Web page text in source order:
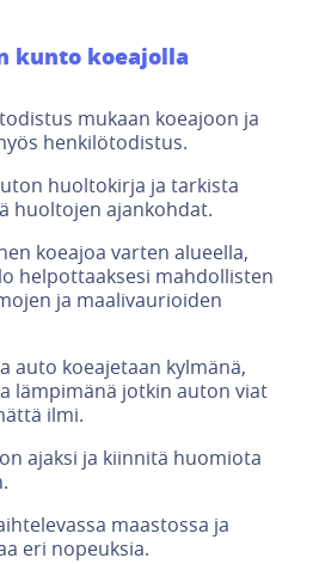
kunto koeajolla
mukaan koeajoon ja
henkilötodistus.
huoltokirja ja tarkista
huoltojen ajankohdat.
koeajoa varten alueella,
helpottaaksesi mahdollisten
ja maalivaurioiden
auto koeajetaan kylmänä,
lämpimänä jotkin auton viat
ilmi.
ajaksi ja kiinnitä huomiota
maastossa ja
eri nopeuksia.